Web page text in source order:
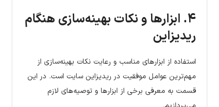
۴. ابزارها و نکات بهینه‌سازی هنگام
ریدیزاین
استفاده از ابزارهای مناسب و رعایت نکات بهینه‌سازی از
مهم‌ترین عوامل موفقیت در ریدیزاین سایت است. در این
قسمت به معرفی برخی از ابزارها و توصیه‌های لازم